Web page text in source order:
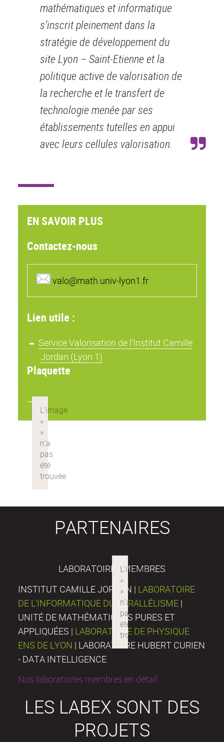
mathématiques et informatique
s’inscrit pleinement dans la
stratégie de développement du
site Lyon – Saint-Etienne et la
politique active de valorisation de
la recherche et le transfert de
technologie menée par ses
établissements tutelles en appui
avec leurs cellules valorisation.
EN SAVOIR PLUS
Contactez-nous
valo@math.univ-lyon1.fr
Lien utile :
Service Valorisation de l’Institut Camille
Jordan (Lyon 1)
Plaquette
PARTENAIRES
LABORATOIRES MEMBRES
INSTITUT CAMILLE JORDAN | LABORATOIRE
DE L’INFORMATIQUE DU PARALLÉLISME |
UNITÉ DE MATHÉMATIQUES PURES ET
APPLIQUÉES | LABORATOIRE DE PHYSIQUE
ENS DE LYON | LABORATOIRE HUBERT CURIEN
- DATA INTELLIGENCE
Nos laboratoires membres en détail
LES LABEX SONT DES
PROJETS